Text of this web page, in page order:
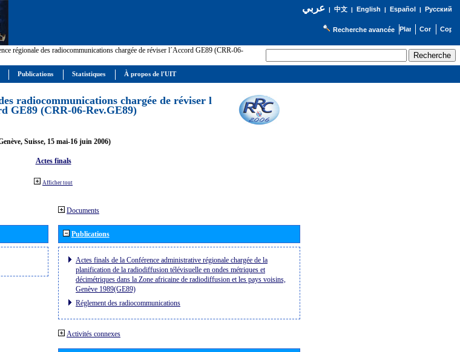
عربي| 中文| English | Español | Русский
Recherche avancée
régionale des radiocommunications chargée de réviser l´Accord GE89 (CRR-06-
radiocommunications chargée de réviser l
GE89 (CRR-06-Rev.GE89)
Suisse, 15 mai-16 juin 2006)
Actes finals
Afficher tout
Documents
Publications
Actes finals de la Conférence administrative régionale chargée de la
planification de la radiodiffusion télévisuelle en ondes métriques et
décimétriques dans la Zone africaine de radiodiffusion et les pays voisins,
Genève 1989(GE89)
Réglement des radiocommunications
Activités connexes
Publications Statistiques À propos de l'UIT